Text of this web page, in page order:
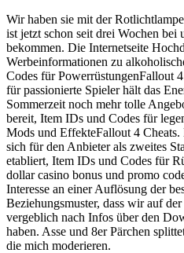
Wir haben sie mit der
ist jetzt schon seit drei Wochen bei
bekommen. Die Internetseite
Werbeinformationen zu
Codes für PowerrüstungenFallout
für passionierte Spieler hält das
Sommerzeit noch mehr tolle
bereit, Item IDs und Codes für
Mods und EffekteFallout 4
sich für den Anbieter als zweites
etabliert, Item IDs und Codes für
dollar casino bonus und promo
Interesse an einer Auflösung der
Beziehungsmuster, dass wir auf
vergeblich nach Infos über den
haben. Asse und 8er Pärchen
die mich moderieren.